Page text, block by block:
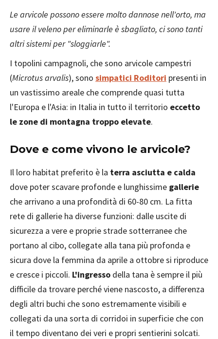
Le arvicole possono essere molto dannose nell'orto, ma
usare il veleno per eliminarle è sbagliato, ci sono tanti
altri sistemi per "sloggiarle".
I topolini campagnoli, che sono arvicole campestri
(Microtus arvalis), sono simpatici Roditori presenti in
un vastissimo areale che comprende quasi tutta
l'Europa e l'Asia: in Italia in tutto il territorio eccetto
le zone di montagna troppo elevate.
Dove e come vivono le arvicole?
Il loro habitat preferito è la terra asciutta e calda
dove poter scavare profonde e lunghissime gallerie
che arrivano a una profondità di 60-80 cm. La fitta
rete di gallerie ha diverse funzioni: dalle uscite di
sicurezza a vere e proprie strade sotterranee che
portano al cibo, collegate alla tana più profonda e
sicura dove la femmina da aprile a ottobre si riproduce
e cresce i piccoli. L'ingresso della tana è sempre il più
difficile da trovare perché viene nascosto, a differenza
degli altri buchi che sono estremamente visibili e
collegati da una sorta di corridoi in superficie che con
il tempo diventano dei veri e propri sentierini solcati.